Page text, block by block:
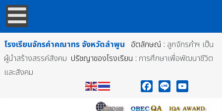
โรงเรียนจักรคำคณาทร จังหวัดลำพูน อัตลักษณ์ : ลูกจักรคำฯ เป็น
ผู้นำสร้างสรรค์สังคม ปรัชญาของโรงเรียน : การศึกษาเพื่อพัฒนาชีวิต
และสังคม